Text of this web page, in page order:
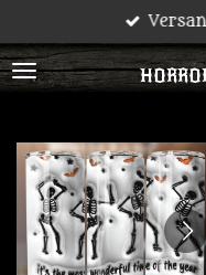
Hauptinhalt
springen